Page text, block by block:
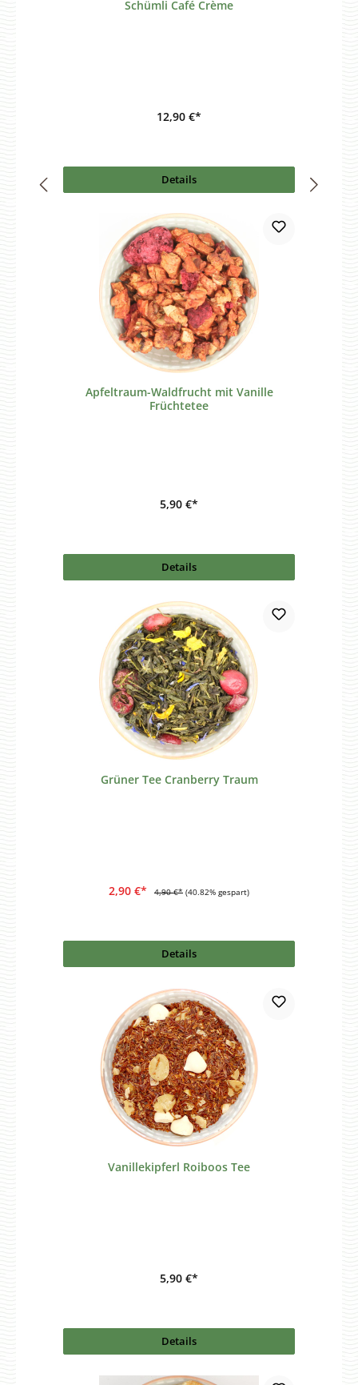
Schümli Café Crème
12,90 €*
Details
Apfeltraum-Waldfrucht mit Vanille
Früchtetee
5,90 €*
Details
Grüner Tee Cranberry Traum
2,90 €* 4,90 €* (40.82% gespart)
Details
Vanillekipferl Roiboos Tee
5,90 €*
Details